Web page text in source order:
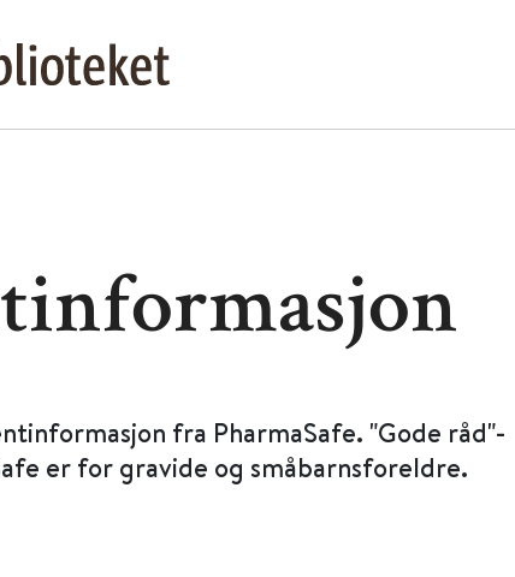
fra PharmaSafe. "Gode råd"-
er for gravide og småbarnsforeldre.